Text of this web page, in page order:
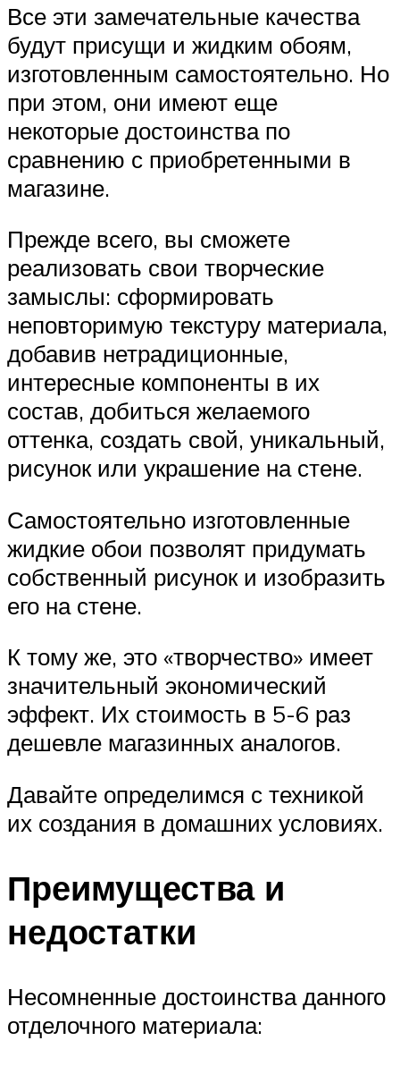
Все эти замечательные качества
будут присущи и жидким обоям,
изготовленным самостоятельно. Но
при этом, они имеют еще
некоторые достоинства по
сравнению с приобретенными в
магазине.
Прежде всего, вы сможете
реализовать свои творческие
замыслы: сформировать
неповторимую текстуру материала,
добавив нетрадиционные,
интересные компоненты в их
состав, добиться желаемого
оттенка, создать свой, уникальный,
рисунок или украшение на стене.
Самостоятельно изготовленные
жидкие обои позволят придумать
собственный рисунок и изобразить
его на стене.
К тому же, это «творчество» имеет
значительный экономический
эффект. Их стоимость в 5-6 раз
дешевле магазинных аналогов.
Давайте определимся с техникой
их создания в домашних условиях.
Преимущества и
недостатки
Несомненные достоинства данного
отделочного материала: